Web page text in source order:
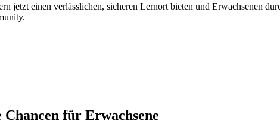
jetzt einen verlässlichen, sicheren Lernort bieten und Erwachsenen
Chancen für Erwachsene